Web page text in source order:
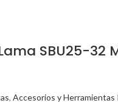
SBU25-32
, Accesorios y Herramientas